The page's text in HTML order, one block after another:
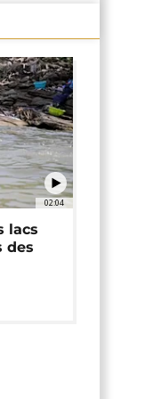
02:04
lacs
des